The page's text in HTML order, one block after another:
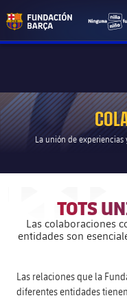
La unión de experiencias
TOTS
Las colaboraciones
entidades son
Las relaciones que la
diferentes entidades